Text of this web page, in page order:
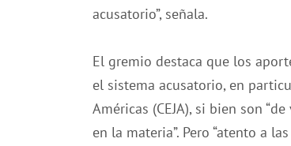
acusatorio”, señala.
El gremio destaca que los
el sistema acusatorio, en
Américas (CEJA), si bien son
en la materia”. Pero “atento a